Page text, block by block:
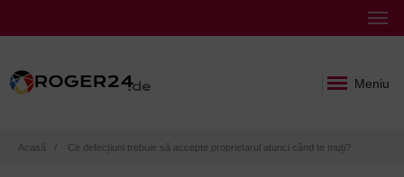
Meniu
Breadcrumb
Acasă Ce defecțiuni trebuie să accepte proprietarul atunci când te muți?